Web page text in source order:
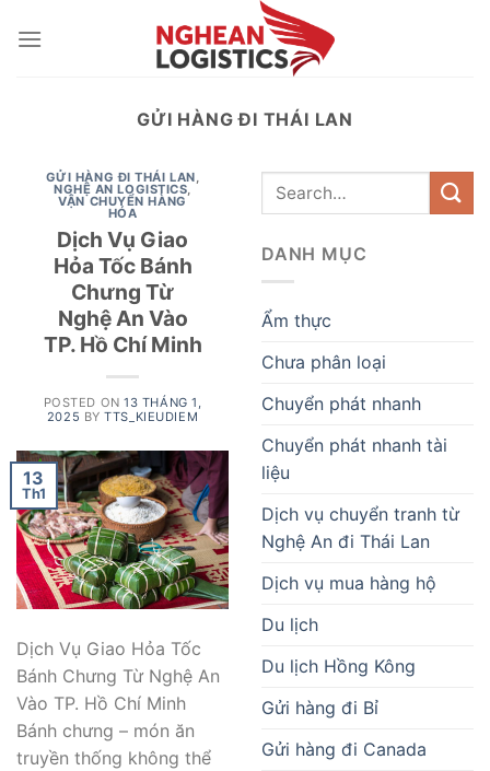
GỬI HÀNG ĐI THÁI LAN
GỬI HÀNG ĐI THÁI LAN,
NGHỆ AN LOGISTICS,
VẬN CHUYỂN HÀNG
HÓA
Dịch Vụ Giao
Hỏa Tốc Bánh
Chưng Từ
Nghệ An Vào
TP. Hồ Chí Minh
POSTED ON13 THÁNG 1,
2025 BYTTS_KIEUDIEM
13
Th1
Dịch Vụ Giao Hỏa Tốc
Bánh Chưng Từ Nghệ An
Vào TP. Hồ Chí Minh
Bánh chưng – món ăn
truyền thống không thể
DANH MỤC
Ẩm thực
Chưa phân loại
Chuyển phát nhanh
Chuyển phát nhanh tài
liệu
Dịch vụ chuyển tranh từ
Nghệ An đi Thái Lan
Dịch vụ mua hàng hộ
Du lịch
Du lịch Hồng Kông
Gửi hàng đi Bỉ
Gửi hàng đi Canada